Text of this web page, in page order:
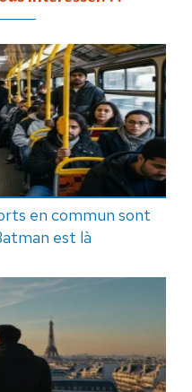
en commun sont
est là